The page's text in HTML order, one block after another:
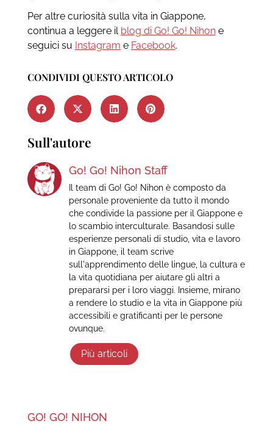
Per altre curiosità sulla vita in Giappone,
continua a leggere il blog di Go! Go! Nihone
seguici su Instagram e Facebook.
CONDIVIDI QUESTO ARTICOLO
Sull'autore
Go! Go! Nihon Staff
Il team di Go! Go! Nihon è composto da
personale proveniente da tutto il mondo
che condivide la passione per il Giappone e
lo scambio interculturale. Basandosi sulle
esperienze personali di studio, vita e lavoro
in Giappone, il team scrive
sull'apprendimento delle lingue, la cultura e
la vita quotidiana per aiutare gli altri a
prepararsi per i loro viaggi. Insieme, mirano
a rendere lo studio e la vita in Giappone più
accessibili e gratificanti per le persone
ovunque.
Più articoli
GO! GO! NIHON